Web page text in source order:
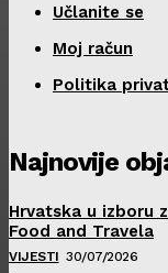
Učlanite se
Moj račun
Politika
Najnovije
Hrvatska u izboru
Food and Travela
VIJESTI 30/07/2026